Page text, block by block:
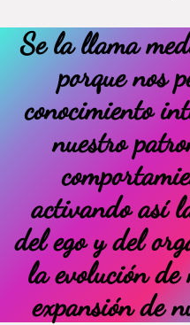
Se la llama
porque nos
conocimiento
nuestro
activando así
del ego y del
la evolución
expansión de